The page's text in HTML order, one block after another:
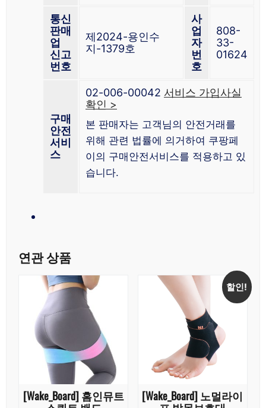
통신
판매
업
신고
번호
제2024-용인수
지-1379호
사
업
자
번
호
808-
33-
01624
구매
안전
서비
스
02-006-00042 서비스 가입사실
확인 >
본 판매자는 고객님의 안전거래를
위해 관련 법률에 의거하여 쿠팡페
이의 구매안전서비스를 적용하고 있
습니다.
연관 상품
[Wake_Board] 홈인뮤트
할인!
[Wake_Board] 노멀라이